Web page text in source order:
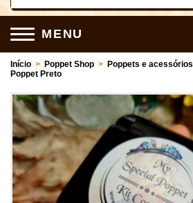
MENU
Início > Poppet Shop > Poppets e acessórios
Poppet Preto